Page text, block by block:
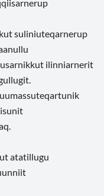
suliniuteqarnerup
ilinniarnerit
atatillugu